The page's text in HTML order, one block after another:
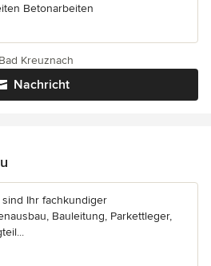
Betonarbeiten
Nachricht
Kreuznach
Ihr fachkundiger
Bauleitung, Parkettleger,